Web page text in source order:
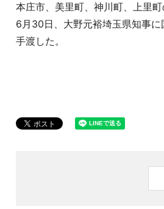
本庄市、美里町、神川町、上里
6月30日、大野元裕埼玉県知事
手渡した。